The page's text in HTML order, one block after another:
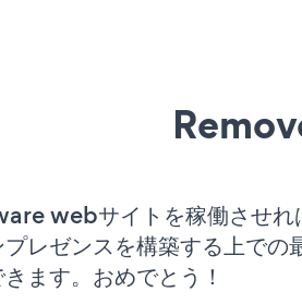
webサイトを稼働させれ
レゼンスを構築する上での
ます。おめでとう！